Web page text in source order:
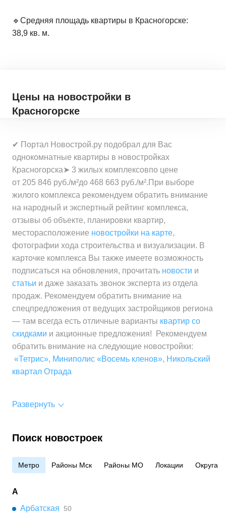
🔹Средняя площадь квартиры в Красногорске:
38,9 кв. м.
Цены на новостройки в
Красногорске
✔ Портал Новострой.ру подобрал для Вас
однокомнатные квартиры в новостройках
Красногорска➤ 3 жилых комплексовпо цене
от 205 846 руб./м²до 468 663 руб./м².При выборе
жилого комплекса рекомендуем обратить внимание
на народный и экспертный рейтинг комплекса,
отзывы об объекте, планировки квартир,
месторасположение новостройки на карте,
фотографии хода строительства и визуализации. В
карточке комплекса Вы также имеете возможность
подписаться на обновления, прочитать новости и
статьи и даже заказать звонок эксперта из отдела
продаж. Рекомендуем обратить внимание на
спецпредложения от ведущих застройщиков региона
— там всегда есть отличные варианты квартир со
скидками и акционные предложения! Рекомендуем
обратить внимание на следующие новостройки:
«Тетрис», Миниполис «Восемь кленов», Никольский
квартал Отрада
Развернуть
Поиск новостроек
Метро Районы Мск Районы МО Локации Округа
А
Арбатская
50